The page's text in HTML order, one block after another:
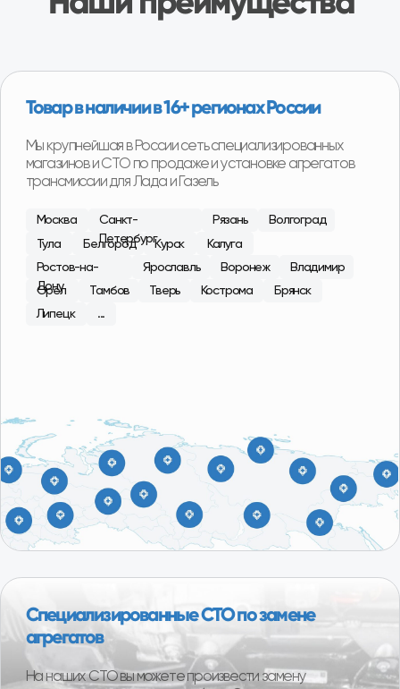
1000+ клиентов ежегодно
агрегатов Лада, ГАЗ
Наши специалисты регулярно посещают сборочные
площадки производителей, что позволяет
обеспечить высокий контроль качества
поставляемой продукции. В ассортименте магазина
101 Деталь отобраны и представлены наиболее